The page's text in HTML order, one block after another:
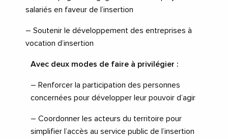
salariés en faveur de l’insertion
– Soutenir le développement des entreprises à
vocation d’insertion
Avec deux modes de faire à privilégier :
– Renforcer la participation des personnes
concernées pour développer leur pouvoir d’agir
– Coordonner les acteurs du territoire pour
simplifier l’accès au service public de l’insertion